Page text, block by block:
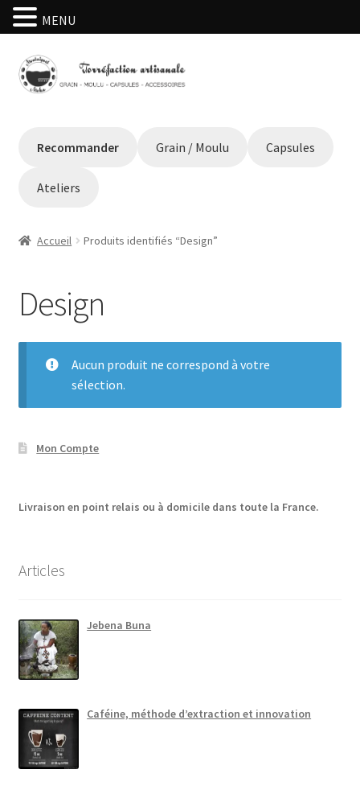
Aller
à
Aller
au
Recommander Grain / Moulu Capsules
Ateliers
Accueil Produits identifiés “Design”
Design
Aucun produit ne correspond à votre
sélection.
Mon Compte
Livraison en point relais ou à domicile dans toute la France.
Articles
Jebena Buna
Caféine, méthode d’extraction et innovation
MENU